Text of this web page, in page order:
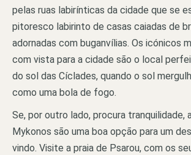
pelas ruas labirínticas da cidade que se
pitoresco labirinto de casas caiadas de
adornadas com buganvílias. Os icónicos
com vista para a cidade são o local
do sol das Cíclades, quando o sol
como uma bola de fogo.
Se, por outro lado, procura tranquilidade,
Mykonos são uma boa opção para um
vindo. Visite a praia de Psarou, com os